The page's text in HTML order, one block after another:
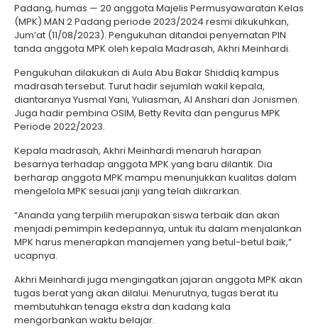
Padang, humas — 20 anggota Majelis Permusyawaratan Kelas
(MPK) MAN 2 Padang periode 2023/2024 resmi dikukuhkan,
Jum’at (11/08/2023). Pengukuhan ditandai penyematan PIN
tanda anggota MPK oleh kepala Madrasah, Akhri Meinhardi.
Pengukuhan dilakukan di Aula Abu Bakar Shiddiq kampus
madrasah tersebut. Turut hadir sejumlah wakil kepala,
diantaranya Yusmal Yani, Yuliasman, Al Anshari dan Jonismen.
Juga hadir pembina OSIM, Betty Revita dan pengurus MPK
Periode 2022/2023.
Kepala madrasah, Akhri Meinhardi menaruh harapan
besarnya terhadap anggota MPK yang baru dilantik. Dia
berharap anggota MPK mampu menunjukkan kualitas dalam
mengelola MPK sesuai janji yang telah diikrarkan.
“Ananda yang terpilih merupakan siswa terbaik dan akan
menjadi pemimpin kedepannya, untuk itu dalam menjalankan
MPK harus menerapkan manajemen yang betul-betul baik,”
ucapnya.
Akhri Meinhardi juga mengingatkan jajaran anggota MPK akan
tugas berat yang akan dilalui. Menurutnya, tugas berat itu
membutuhkan tenaga ekstra dan kadang kala
mengorbankan waktu belajar.